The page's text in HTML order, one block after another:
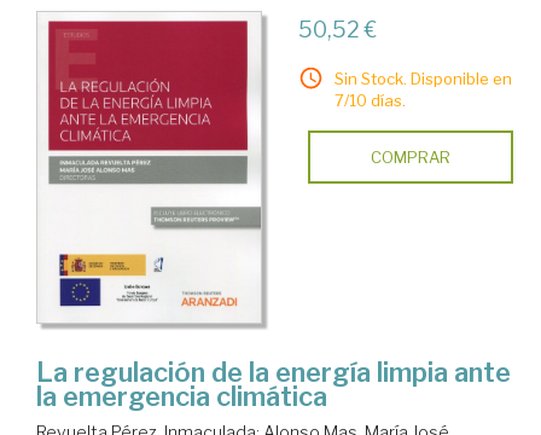
50,52 €
Sin Stock. Disponible en
7/10 días.
COMPRAR
La regulación de la energía limpia ante
la emergencia climática